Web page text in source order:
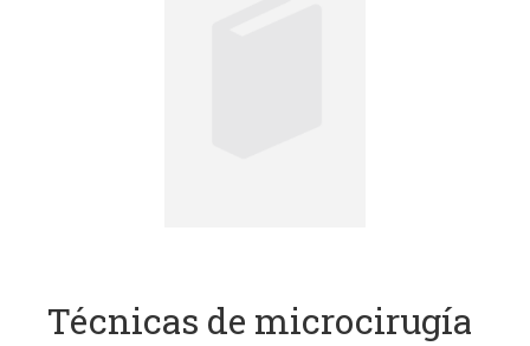
Técnicas de microcirugía